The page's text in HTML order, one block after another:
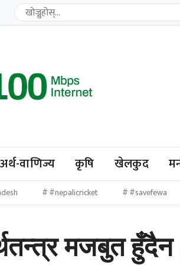
अर्थ-वाणिज्य कृषि खेलकुद
#nepalicricket #savefewa
मजबुत